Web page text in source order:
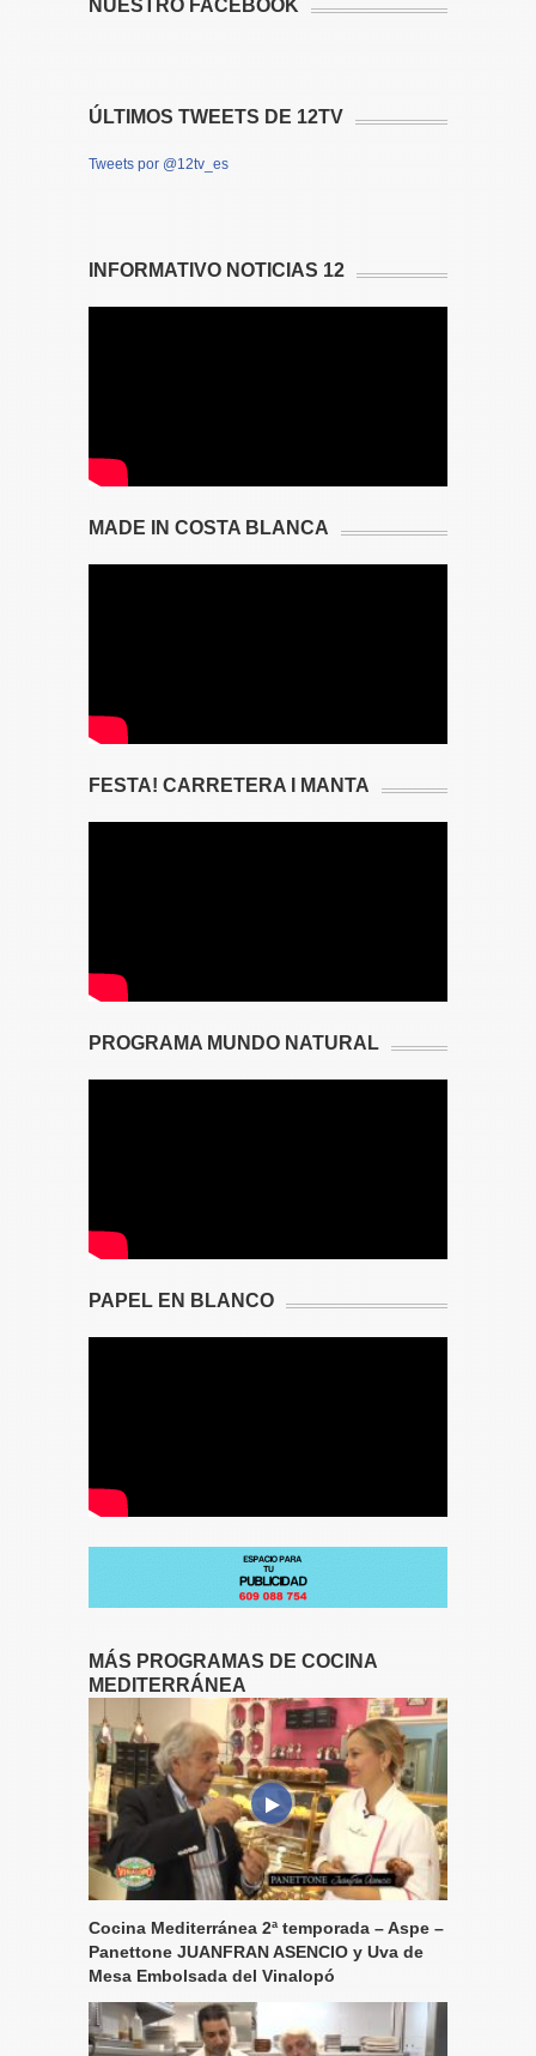
NUESTRO FACEBOOK
ÚLTIMOS TWEETS DE 12TV
Tweets por @12tv_es
INFORMATIVO NOTICIAS 12
MADE IN COSTA BLANCA
FESTA! CARRETERA I MANTA
PROGRAMA MUNDO NATURAL
PAPEL EN BLANCO
MÁS PROGRAMAS DE COCINA
MEDITERRÁNEA
Cocina Mediterránea 2ª temporada – Aspe –
Panettone JUANFRAN ASENCIO y Uva de
Mesa Embolsada del Vinalopó